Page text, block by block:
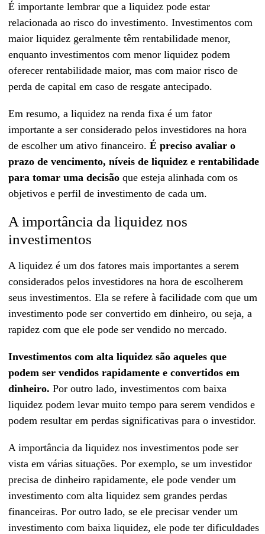
É importante lembrar que a liquidez pode estar
relacionada ao risco do investimento. Investimentos com
maior liquidez geralmente têm rentabilidade menor,
enquanto investimentos com menor liquidez podem
oferecer rentabilidade maior, mas com maior risco de
perda de capital em caso de resgate antecipado.
Em resumo, a liquidez na renda fixa é um fator
importante a ser considerado pelos investidores na hora
de escolher um ativo financeiro. É preciso avaliar o
prazo de vencimento, níveis de liquidez e rentabilidade
para tomar uma decisão que esteja alinhada com os
objetivos e perfil de investimento de cada um.
A importância da liquidez nos
investimentos
A liquidez é um dos fatores mais importantes a serem
considerados pelos investidores na hora de escolherem
seus investimentos. Ela se refere à facilidade com que um
investimento pode ser convertido em dinheiro, ou seja, a
rapidez com que ele pode ser vendido no mercado.
Investimentos com alta liquidez são aqueles que
podem ser vendidos rapidamente e convertidos em
dinheiro. Por outro lado, investimentos com baixa
liquidez podem levar muito tempo para serem vendidos e
podem resultar em perdas significativas para o investidor.
A importância da liquidez nos investimentos pode ser
vista em várias situações. Por exemplo, se um investidor
precisa de dinheiro rapidamente, ele pode vender um
investimento com alta liquidez sem grandes perdas
financeiras. Por outro lado, se ele precisar vender um
investimento com baixa liquidez, ele pode ter dificuldades